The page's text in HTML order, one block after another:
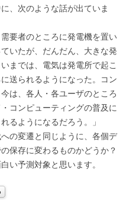
、次のような話が出ていま
要者のところに発電機を置い
いたが、だんだん、大きな発
までは、電気は発電所で起こ
送られるようになった。コン
は、各人・各ユーザのところ
コンピューティングの普及に
るようになるだろう。」
の変遷と同じように、各個デ
保存に変わるものかどうか？
い予測対象と思います。